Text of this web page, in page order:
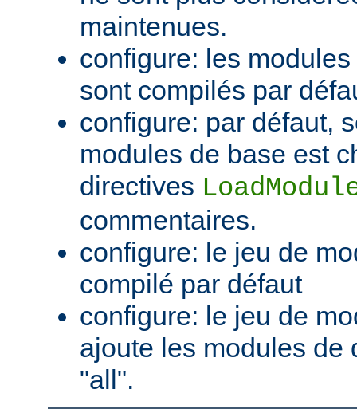
maintenues.
configure: les
sont compilés par
configure: par défaut,
modules de base est
directives
commentaires.
configure: le jeu de
compilé par défaut
configure: le jeu de
ajoute les modules de
"all".